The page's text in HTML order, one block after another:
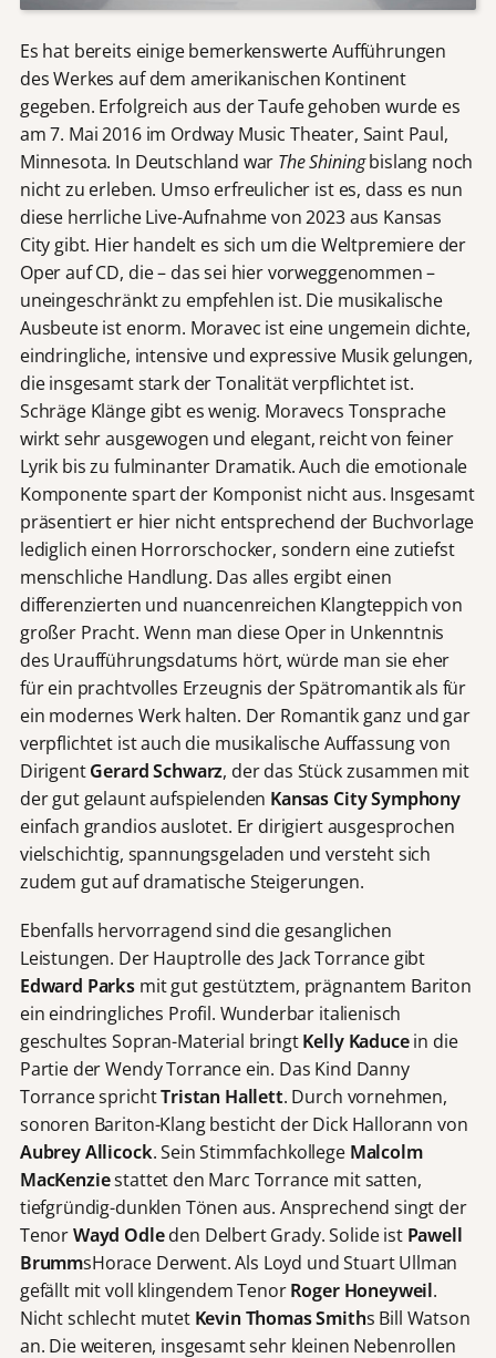
Es hat bereits einige bemerkenswerte Aufführungen
des Werkes auf dem amerikanischen Kontinent
gegeben. Erfolgreich aus der Taufe gehoben wurde es
am 7. Mai 2016 im Ordway Music Theater, Saint Paul,
Minnesota. In Deutschland war The Shiningbislang noch
nicht zu erleben. Umso erfreulicher ist es, dass es nun
diese herrliche Live-Aufnahme von 2023 aus Kansas
City gibt. Hier handelt es sich um die Weltpremiere der
Oper auf CD, die – das sei hier vorweggenommen –
uneingeschränkt zu empfehlen ist. Die musikalische
Ausbeute ist enorm. Moravec ist eine ungemein dichte,
eindringliche, intensive und expressive Musik gelungen,
die insgesamt stark der Tonalität verpflichtet ist.
Schräge Klänge gibt es wenig. Moravecs Tonsprache
wirkt sehr ausgewogen und elegant, reicht von feiner
Lyrik bis zu fulminanter Dramatik. Auch die emotionale
Komponente spart der Komponist nicht aus. Insgesamt
präsentiert er hier nicht entsprechend der Buchvorlage
lediglich einen Horrorschocker, sondern eine zutiefst
menschliche Handlung. Das alles ergibt einen
differenzierten und nuancenreichen Klangteppich von
großer Pracht. Wenn man diese Oper in Unkenntnis
des Uraufführungsdatums hört, würde man sie eher
für ein prachtvolles Erzeugnis der Spätromantik als für
ein modernes Werk halten. Der Romantik ganz und gar
verpflichtet ist auch die musikalische Auffassung von
DirigentGerard Schwarz, der das Stück zusammen mit
der gut gelaunt aufspielenden Kansas City Symphony
einfach grandios auslotet. Er dirigiert ausgesprochen
vielschichtig, spannungsgeladen und versteht sich
zudem gut auf dramatische Steigerungen.
Ebenfalls hervorragend sind die gesanglichen
Leistungen. Der Hauptrolle des Jack Torrance gibt
Edward Parks mit gut gestütztem, prägnantem Bariton
ein eindringliches Profil. Wunderbar italienisch
geschultes Sopran-Material bringtKelly Kaducein die
Partie der Wendy Torrance ein. Das Kind Danny
Torrance sprichtTristan Hallett. Durch vornehmen,
sonoren Bariton-Klang besticht der Dick Hallorann von
Aubrey Allicock. Sein Stimmfachkollege Malcolm
MacKenziestattet den Marc Torrance mit satten,
tiefgründig-dunklen Tönen aus. Ansprechend singt der
TenorWayd Odleden Delbert Grady. Solide ist Pawell
BrummsHorace Derwent. Als Loyd und Stuart Ullman
gefällt mit voll klingendem TenorRoger Honeyweil.
Nicht schlecht mutetKevin Thomas Smiths Bill Watson
an. Die weiteren, insgesamt sehr kleinen Nebenrollen